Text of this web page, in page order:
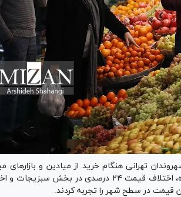
مرکزی در هفته منتهی به ۵ بهمن‌ماه شهروندان تهرانی هنگام خرید از میادین و
تره‌بار شهرداری تهران اختلاف قیمت ۴۵ درصدی در بخش میوه، اختلاف قیمت ۲۴ درصدی در بخش